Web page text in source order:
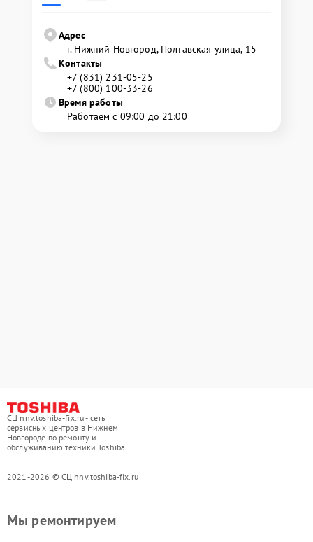
Адрес
г. Нижний Новгород, Полтавская улица, 15
Контакты
+7 (831) 231-05-25
+7 (800) 100-33-26
Время работы
Работаем с 09:00 до 21:00
СЦ nnv.toshiba-fix.ru - сеть
сервисных центров в Нижнем
Новгороде по ремонту и
обслуживанию техники Toshiba
2021-2026 © СЦ nnv.toshiba-fix.ru
Мы ремонтируем